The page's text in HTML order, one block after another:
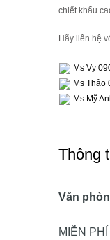
chiết khấu
Hãy liên hệ
Ms Vy
Ms Thảo
Ms Mỹ
Thông
Văn
MIỄN